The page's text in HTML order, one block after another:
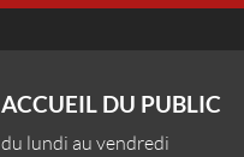
ACCUEIL DU PUBLIC
du lundi au vendredi